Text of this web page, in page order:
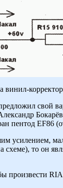
свой
пентод EF86
усилением,
схеме), то он
произвести